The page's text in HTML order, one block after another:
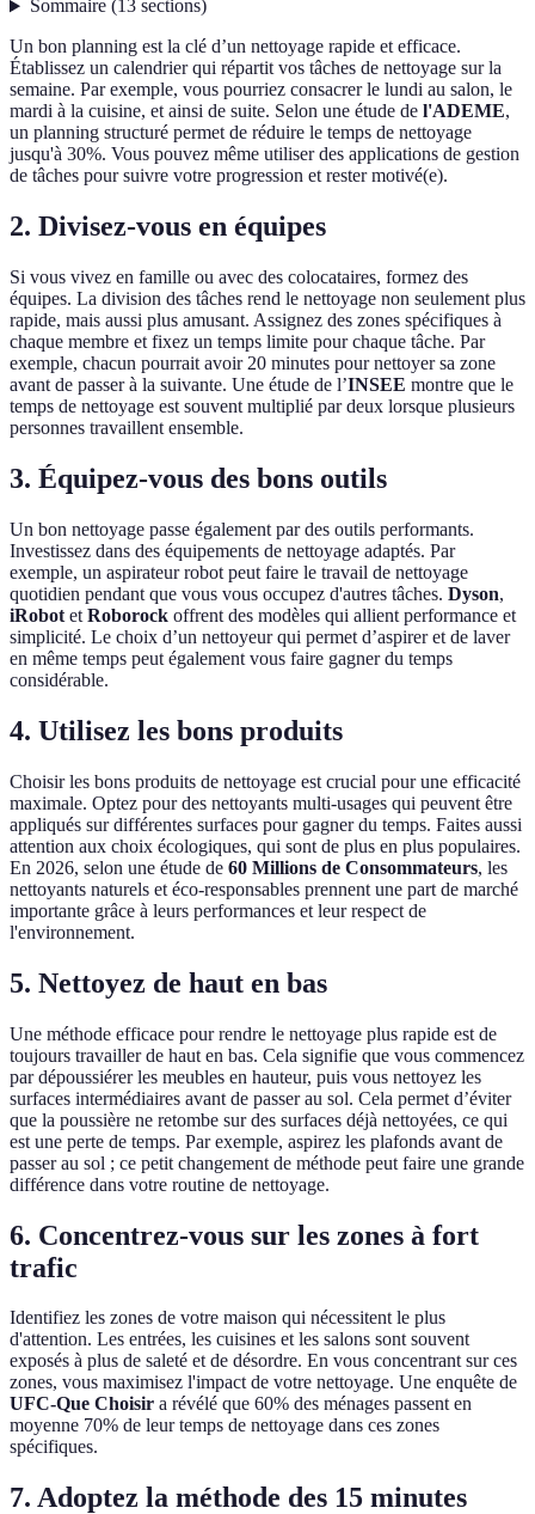
Sommaire(13 sections)
Un bon planning est la clé d’un nettoyage rapide et efficace.
Établissez un calendrier qui répartit vos tâches de nettoyage sur la
semaine. Par exemple, vous pourriez consacrer le lundi au salon, le
mardi à la cuisine, et ainsi de suite. Selon une étude de l'ADEME,
un planning structuré permet de réduire le temps de nettoyage
jusqu'à 30%. Vous pouvez même utiliser des applications de gestion
de tâches pour suivre votre progression et rester motivé(e).
2. Divisez-vous en équipes
Si vous vivez en famille ou avec des colocataires, formez des
équipes. La division des tâches rend le nettoyage non seulement plus
rapide, mais aussi plus amusant. Assignez des zones spécifiques à
chaque membre et fixez un temps limite pour chaque tâche. Par
exemple, chacun pourrait avoir 20 minutes pour nettoyer sa zone
avant de passer à la suivante. Une étude de l’INSEE montre que le
temps de nettoyage est souvent multiplié par deux lorsque plusieurs
personnes travaillent ensemble.
3. Équipez-vous des bons outils
Un bon nettoyage passe également par des outils performants.
Investissez dans des équipements de nettoyage adaptés. Par
exemple, un aspirateur robot peut faire le travail de nettoyage
quotidien pendant que vous vous occupez d'autres tâches. Dyson,
iRobot et Roborock offrent des modèles qui allient performance et
simplicité. Le choix d’un nettoyeur qui permet d’aspirer et de laver
en même temps peut également vous faire gagner du temps
considérable.
4. Utilisez les bons produits
Choisir les bons produits de nettoyage est crucial pour une efficacité
maximale. Optez pour des nettoyants multi-usages qui peuvent être
appliqués sur différentes surfaces pour gagner du temps. Faites aussi
attention aux choix écologiques, qui sont de plus en plus populaires.
En 2026, selon une étude de 60 Millions de Consommateurs, les
nettoyants naturels et éco-responsables prennent une part de marché
importante grâce à leurs performances et leur respect de
l'environnement.
5. Nettoyez de haut en bas
Une méthode efficace pour rendre le nettoyage plus rapide est de
toujours travailler de haut en bas. Cela signifie que vous commencez
par dépoussiérer les meubles en hauteur, puis vous nettoyez les
surfaces intermédiaires avant de passer au sol. Cela permet d’éviter
que la poussière ne retombe sur des surfaces déjà nettoyées, ce qui
est une perte de temps. Par exemple, aspirez les plafonds avant de
passer au sol ; ce petit changement de méthode peut faire une grande
différence dans votre routine de nettoyage.
6. Concentrez-vous sur les zones à fort
trafic
Identifiez les zones de votre maison qui nécessitent le plus
d'attention. Les entrées, les cuisines et les salons sont souvent
exposés à plus de saleté et de désordre. En vous concentrant sur ces
zones, vous maximisez l'impact de votre nettoyage. Une enquête de
UFC-Que Choisir a révélé que 60% des ménages passent en
moyenne 70% de leur temps de nettoyage dans ces zones
spécifiques.
7. Adoptez la méthode des 15 minutes